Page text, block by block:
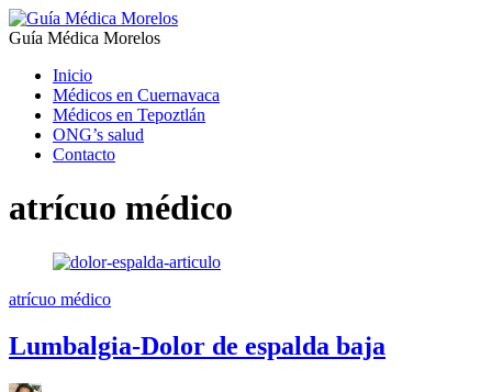
Guía Médica Morelos
Inicio
Médicos en Cuernavaca
Médicos en Tepoztlán
ONG’s salud
Contacto
atrícuo médico
atrícuo médico
Lumbalgia-Dolor de espalda baja